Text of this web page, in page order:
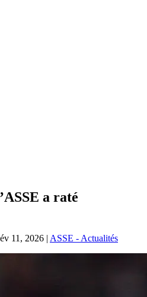
a raté
11, 2026 | ASSE - Actualités